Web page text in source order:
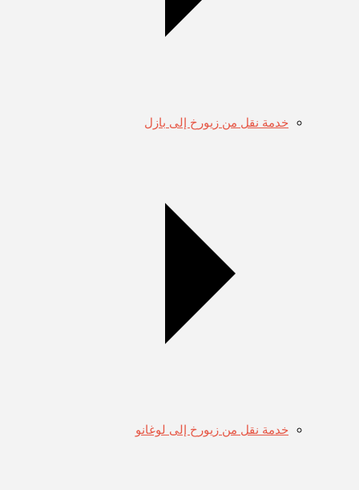
خدمة نقل من زيورخ إلى بازل
خدمة نقل من زيورخ إلى لوغانو